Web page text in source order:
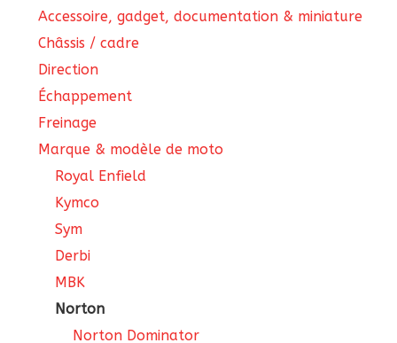
Accessoire, gadget, documentation & miniature
Châssis / cadre
Direction
Échappement
Freinage
Marque & modèle de moto
Royal Enfield
Kymco
Sym
Derbi
MBK
Norton
Norton Dominator